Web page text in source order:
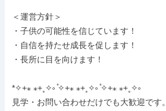
＜運営方針＞
・子供の可能性を信じています！
・自信を持たせ成長を促します！
・長所に目を向けます！
*✧+⁎ ⁎+˳✧༚ ̊✧+⁎ ⁎+˳✧༚ ̊✧+⁎ ⁎+˳✧༚
見学・お問い合わせだけでも大歓迎です。